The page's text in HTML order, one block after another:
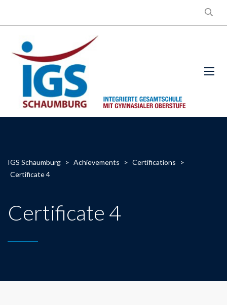
IGS Schaumburg > Achievements > Certifications
>
Certificate 4
Certificate 4